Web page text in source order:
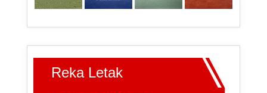
Reka Letak